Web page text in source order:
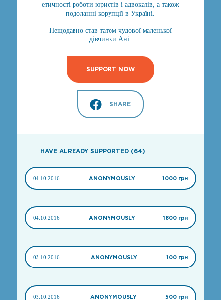
етичності роботи юристів і адвокатів, а також
подоланні корупції в Україні.
Нещодавно став татом чудової маленької
дівчинки Ані.
SUPPORT NOW
SHARE
HAVE ALREADY SUPPORTED (64)
04.10.2016 ANONYMOUSLY 1000 грн
04.10.2016 ANONYMOUSLY 1800 грн
03.10.2016 ANONYMOUSLY 100 грн
03.10.2016 ANONYMOUSLY 500 грн